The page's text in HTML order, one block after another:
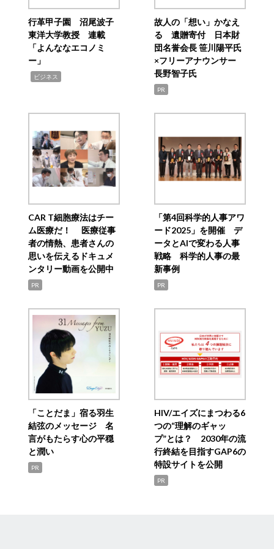
行革甲子園 沼尾波子
東洋大学教授 連載
「よんななエコノミ
ー」
ビジネス
故人の「想い」かなえ
る 遺贈寄付 日本財
団名誉会長 笹川陽平氏
×フリーアナウンサー
長野智子氏
PR
CAR T細胞療法はチー
ム医療だ！ 医療従事
者の情熱、患者さんの
思いを伝えるドキュメ
ンタリー動画を公開中
PR
「第4回科学的人事アワ
ード2025」を開催 デ
ータとAIで変わる人事
戦略 科学的人事の最
新事例
PR
「ことだま」宿る羽生
結弦のメッセージ 名
言がもたらす心の平穏
と潤い
PR
HIV/エイズにまつわる6
つの“理解のギャッ
プ”とは？ 2030年の流
行終結を目指すGAP6の
特設サイトを公開
PR